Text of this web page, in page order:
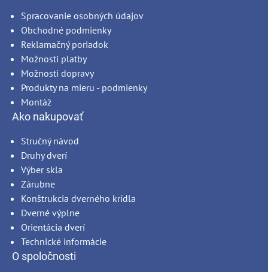
Spracovanie osobných údajov
Obchodné podmienky
Reklamačný poriadok
Možnosti platby
Možnosti dopravy
Produkty na mieru - podmienky
Montáž
Ako nakupovať
Stručný návod
Druhy dverí
Výber skla
Zárubne
Konštrukcia dverného krídla
Dverné výplne
Orientácia dverí
Technické informácie
O spoločnosti